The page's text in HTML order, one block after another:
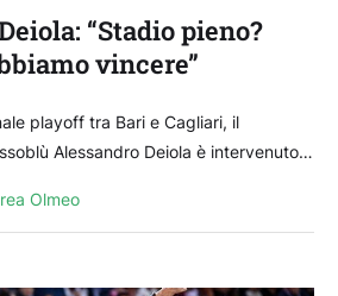
“Stadio pieno?
vincere”
playoff tra Bari e Cagliari, il
Alessandro Deiola è intervenuto
Olmeo